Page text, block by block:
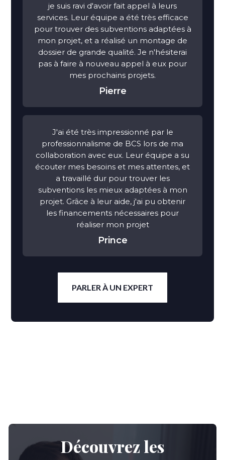
je suis ravi d'avoir fait appel à leurs
services. Leur équipe a été très efficace
pour trouver des subventions adaptées à
mon projet, et a réalisé un montage de
dossier de grande qualité. Je n'hésiterai
pas à faire à nouveau appel à eux pour
mes prochains projets.
Pierre
J'ai été très impressionné par le
professionnalisme de BCS lors de ma
collaboration avec eux. Leur équipe a su
écouter mes besoins et mes attentes, et
a travaillé dur pour trouver les
subventions les mieux adaptées à mon
projet. Grâce à leur aide, j'ai pu obtenir
les financements nécessaires pour
réaliser mon projet
Prince
PARLER À UN EXPERT
Découvrez les